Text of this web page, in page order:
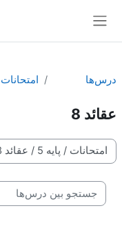
درس‌ها امتحانات
عقائد 8
طبقه‌های درسی
جستجو بین درس‌ها